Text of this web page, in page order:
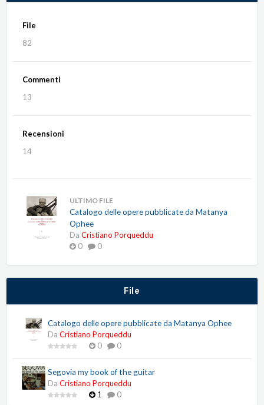
File
82
Commenti
13
Recensioni
14
ULTIMO FILE
Catalogo delle opere pubblicate da Matanya
Ophee
Da Cristiano Porqueddu
0
0
File
Catalogo delle opere pubblicate da Matanya Ophee
Da Cristiano Porqueddu
0
0
Segovia my book of the guitar
Da Cristiano Porqueddu
1
0